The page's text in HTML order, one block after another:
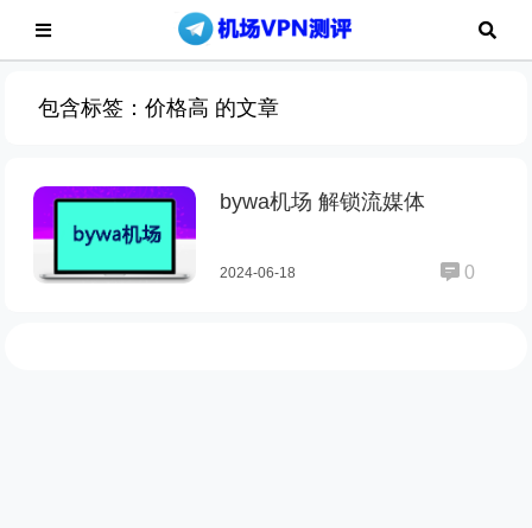
包含标签：价格高 的文章
bywa机场 解锁流媒体
2024-06-18 0